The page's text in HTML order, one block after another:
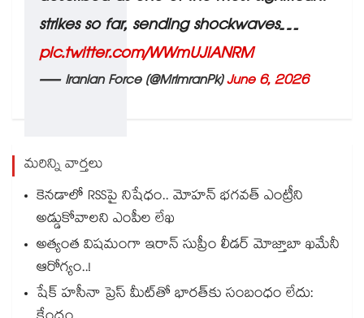
strikes so far, sending shockwaves…
pic.twitter.com/WWmUJiANRM
— Iranian Force (@MrImranPk)June 6, 2026
మరిన్ని వార్తలు
కెనడాలో RSSపై నిషేధం.. మోహన్ భగవత్ ఎంట్రీని
అడ్డుకోవాలని ఎంపీల లేఖ
అత్యంత విషమంగా ఇరాన్ సుప్రీం లీడర్ మోజ్తాబా ఖమేనీ
ఆరోగ్యం..!
షేక్ హసీనా ప్రెస్ మీట్‎తో భారత్‎కు సంబంధం లేదు: